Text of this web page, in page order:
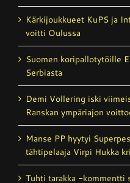
Kärkijoukkueet KuPS ja
voitti Oulussa
Suomen koripallotytöille
Serbiasta
Demi Vollering iski
Ranskan ympäriajon
Manse PP hyytyi
tähtipelaaja Virpi Hukka
Tuhti tarakka -kommentti